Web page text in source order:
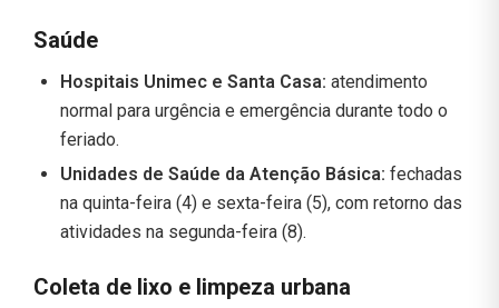
Saúde
Hospitais Unimec e Santa Casa: atendimento
normal para urgência e emergência durante todo o
feriado.
Unidades de Saúde da Atenção Básica: fechadas
na quinta-feira (4) e sexta-feira (5), com retorno das
atividades na segunda-feira (8).
Coleta de lixo e limpeza urbana